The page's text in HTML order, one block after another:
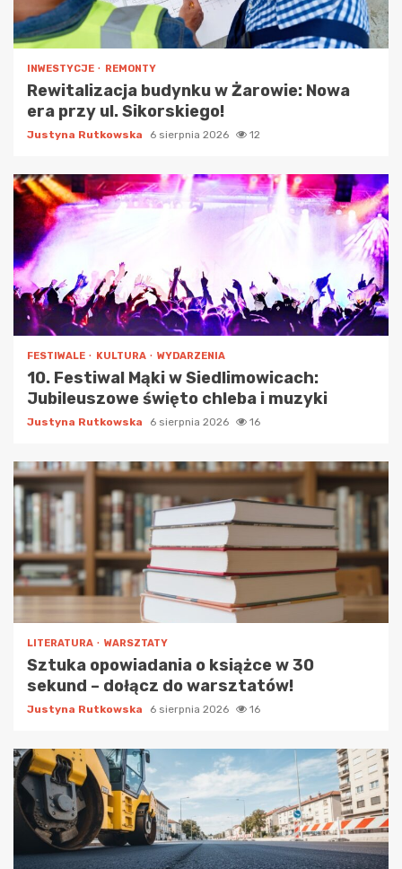
INWESTYCJE REMONTY
Rewitalizacja budynku w Żarowie: Nowa
era przy ul. Sikorskiego!
Justyna Rutkowska 6 sierpnia 2026 12
FESTIWALE KULTURA WYDARZENIA
10. Festiwal Mąki w Siedlimowicach:
Jubileuszowe święto chleba i muzyki
Justyna Rutkowska 6 sierpnia 2026 16
LITERATURA WARSZTATY
Sztuka opowiadania o książce w 30
sekund – dołącz do warsztatów!
Justyna Rutkowska 6 sierpnia 2026 16